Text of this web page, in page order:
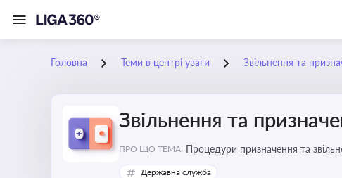
Головна Теми в центрі уваги Звільнення та
Звільнення та
ПРО ЩО ТЕМА: Процедури призначення та
Державна служба